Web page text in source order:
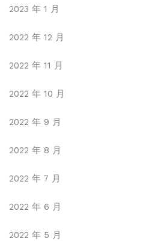
2023 年 1 月
2022 年 12 月
2022 年 11 月
2022 年 10 月
2022 年 9 月
2022 年 8 月
2022 年 7 月
2022 年 6 月
2022 年 5 月